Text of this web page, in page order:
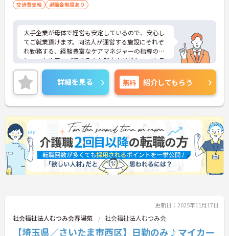
交通費支給
退職金制度あり
大手企業が母体で経営も安定しているので、安心し
てご就業頂けます。同法人が運営する施設にそれぞ
れ勤務する、経験豊富なケアマネジャーの指導のも
と、スキルアップできるのも魅力！業界トップクラ
スの給与水準で、ご自身の頑張りがしっかりとお給
与に反映されます。ご興味のある方は是非お気軽に
お問い合わせ下さい。
詳細を見る 無料 紹介してもらう
更新日：2025年11月17日
社会福祉法人むつみ会春陽苑 社会福祉法人むつみ会
【埼玉県／さいたま市西区】日勤のみ♪マイカー